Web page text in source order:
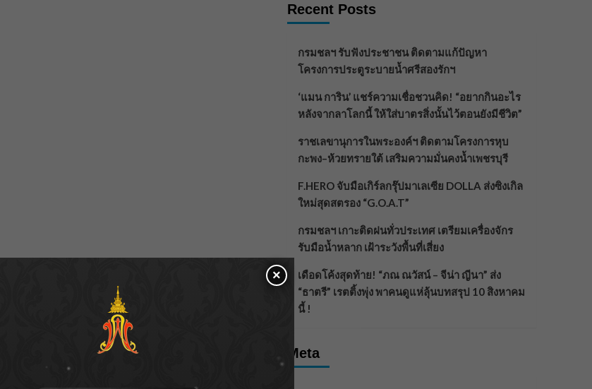
Recent Posts
กรมชลฯ รับฟังประชาชน ติดตามแก้ปัญหา
โครงการประตูระบายน้ำศรีสองรักฯ
‘แมน การิน’ แชร์ความเชื่อชวนคิด! “อยากกินอะไร
หลังจากลาโลกนี้ ให้ใส่บาตรสิ่งนั้นไว้ตอนยังมีชีวิต”
ราชเลขานุการในพระองค์ฯ ติดตามโครงการหุบ
กะพง–ห้วยทรายใต้ เสริมความมั่นคงน้ำเพชรบุรี
F.HERO จับมือเกิร์ลกรุ๊ปมาเลเซีย DOLLA ส่งซิงเกิล
ใหม่สุดสตรอง “G.O.A.T”
กรมชลฯ เกาะติดฝนทั่วประเทศ เตรียมเครื่องจักร
รับมือน้ำหลาก เฝ้าระวังพื้นที่เสี่ยง
เดือดโค้งสุดท้าย! “ภณ ณวัสน์ – จีน่า ญีนา” ส่ง
“ธาตรี” เรตติ้งพุ่ง พาคนดูแห่ลุ้นบทสรุป 10 สิงหาคม
นี้ !
Meta
×